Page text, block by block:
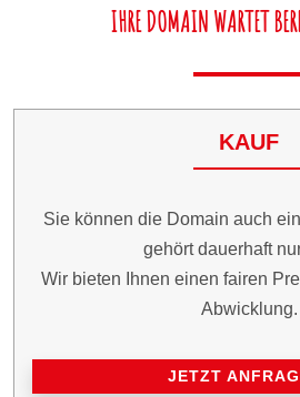
IHRE DOMAIN WARTET
KAUF
Sie können die Domain auch
gehört dauerhaft
Wir bieten Ihnen einen fairen
Abwicklung.
JETZT